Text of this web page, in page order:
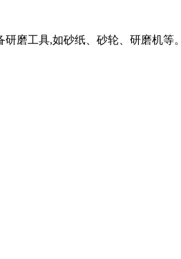
磨工具,如砂纸、砂轮、研磨机等